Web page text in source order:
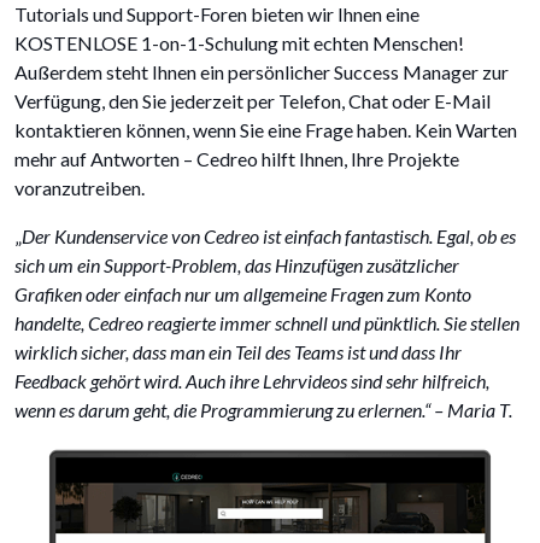
Tutorials und Support-Foren bieten wir Ihnen eine
KOSTENLOSE 1-on-1-Schulung mit echten Menschen!
Außerdem steht Ihnen ein persönlicher Success Manager zur
Verfügung, den Sie jederzeit per Telefon, Chat oder E-Mail
kontaktieren können, wenn Sie eine Frage haben. Kein Warten
mehr auf Antworten – Cedreo hilft Ihnen, Ihre Projekte
voranzutreiben.
„Der Kundenservice von Cedreo ist einfach fantastisch. Egal, ob es
sich um ein Support-Problem, das Hinzufügen zusätzlicher
Grafiken oder einfach nur um allgemeine Fragen zum Konto
handelte, Cedreo reagierte immer schnell und pünktlich. Sie stellen
wirklich sicher, dass man ein Teil des Teams ist und dass Ihr
Feedback gehört wird. Auch ihre Lehrvideos sind sehr hilfreich,
wenn es darum geht, die Programmierung zu erlernen.“ – Maria T.